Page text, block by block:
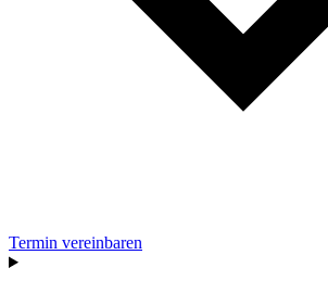
Termin vereinbaren